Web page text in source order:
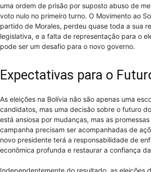
uma ordem de prisão por suposto abuso de
voto nulo no primeiro turno. O Movimento ao
partido de Morales, perdeu quase toda a sua
legislativa, e a falta de representação para o
pode ser um desafio para o novo governo.
Expectativas para o
As eleições na Bolívia não são apenas uma
candidatos, mas uma decisão sobre o futuro
está ansiosa por mudanças, mas as
campanha precisam ser acompanhadas de
novo presidente terá a responsabilidade de
econômica profunda e restaurar a confiança
Independentemente do resultado, as eleições